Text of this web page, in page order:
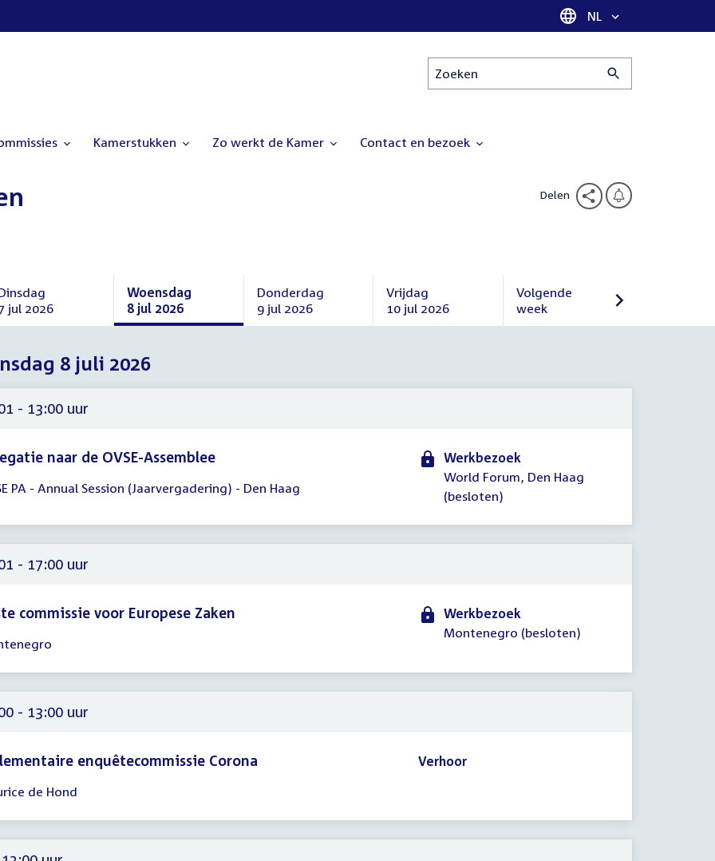
Taal selectie
NL
Zoeken
Kamerstukken Zo werkt de Kamer Contact en bezoek
Delen
jul 2026
juli
Woensdag
8 jul 2026
Woensdag
juli
2026
Donderdag
9 jul 2026
Donderdag
Vrijdag
10 jul 2026
Vrijdag
Volgende
week
Volgende
8 juli 2026
- 13:00 uur
naar de OVSE-Assemblee
PA - Annual Session (Jaarvergadering) - Den Haag
Werkbezoek
World Forum, Den Haag
(besloten)
- 17:00 uur
commissie voor Europese Zaken
Werkbezoek
Montenegro (besloten)
- 13:00 uur
enquêtecommissie Corona
de Hond
Verhoor